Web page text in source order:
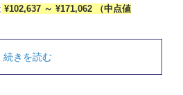
¥102,637 ～ ¥171,062 （中点値
続きを読む